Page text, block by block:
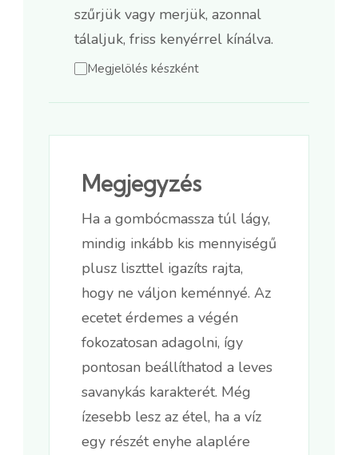
szűrjük vagy merjük, azonnal
tálaljuk, friss kenyérrel kínálva.
Megjelölés készként
Megjegyzés
Ha a gombócmassza túl lágy,
mindig inkább kis mennyiségű
plusz liszttel igazíts rajta,
hogy ne váljon keménnyé. Az
ecetet érdemes a végén
fokozatosan adagolni, így
pontosan beállíthatod a leves
savanykás karakterét. Még
ízesebb lesz az étel, ha a víz
egy részét enyhe alaplére